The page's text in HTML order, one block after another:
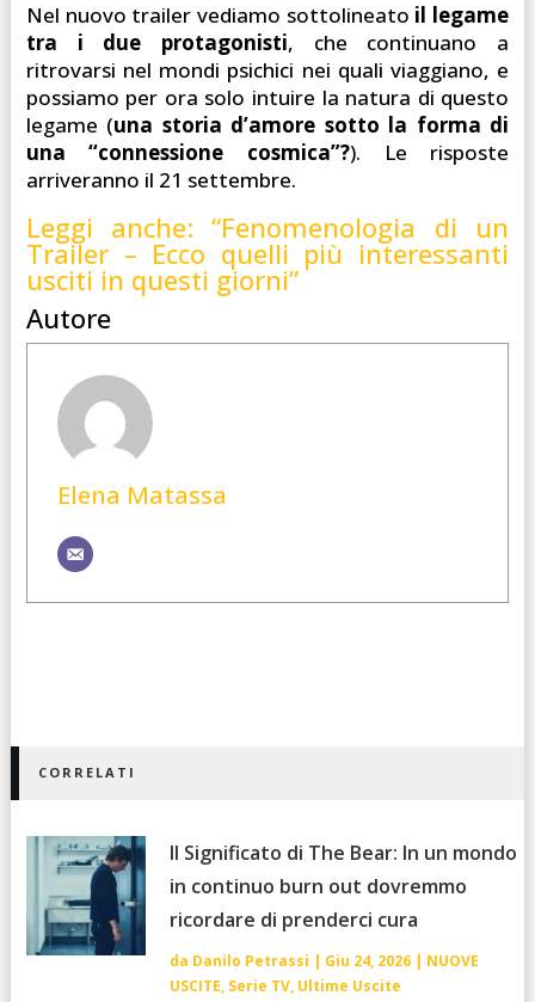
Nel nuovo trailer vediamo sottolineato il legame
tra i due protagonisti, che continuano a
ritrovarsi nel mondi psichici nei quali viaggiano, e
possiamo per ora solo intuire la natura di questo
legame (una storia d’amore sotto la forma di
una “connessione cosmica”?). Le risposte
arriveranno il 21 settembre.
Leggi anche: “Fenomenologia di un
Trailer – Ecco quelli più interessanti
usciti in questi giorni”
Autore
Elena Matassa
CORRELATI
Il Significato di The Bear: In un mondo
in continuo burn out dovremmo
ricordare di prenderci cura
da Danilo Petrassi | Giu 24, 2026| NUOVE
USCITE, Serie TV, Ultime Uscite